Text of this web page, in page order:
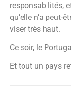
responsabilités,
qu’elle n’a peut-
viser très haut.
Ce soir, le
Et tout un pays